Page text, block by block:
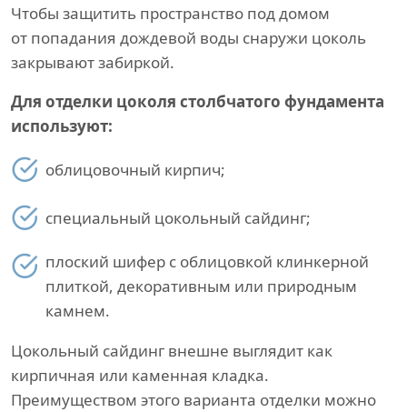
Чтобы защитить пространство под домом
от попадания дождевой воды снаружи цоколь
закрывают забиркой.
Для отделки цоколя столбчатого фундамента
используют:
облицовочный кирпич;
специальный цокольный сайдинг;
плоский шифер с облицовкой клинкерной
плиткой, декоративным или природным
камнем.
Цокольный сайдинг внешне выглядит как
кирпичная или каменная кладка.
Преимуществом этого варианта отделки можно